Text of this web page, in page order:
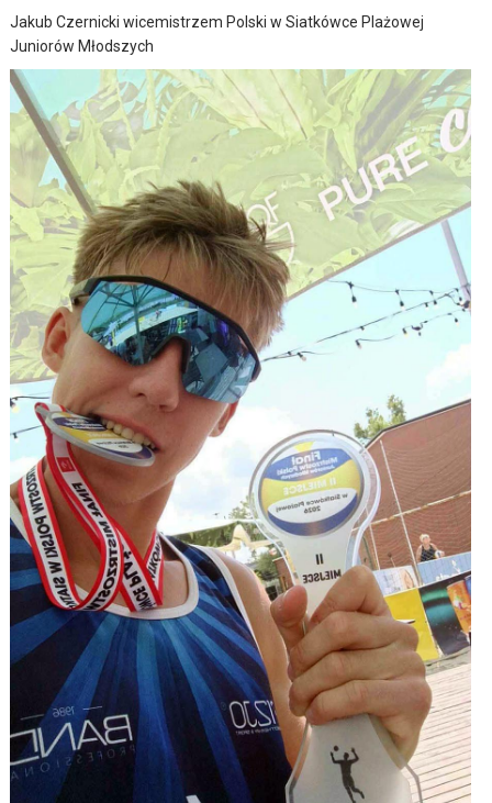
Jakub Czernicki wicemistrzem Polski w Siatkówce Plażowej
Juniorów Młodszych